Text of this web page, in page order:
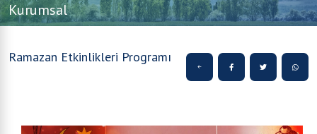
Kurumsal
Ramazan Etkinlikleri Programı